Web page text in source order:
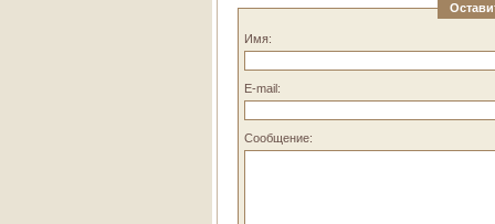
Имя:
E-mail:
Сообщение: